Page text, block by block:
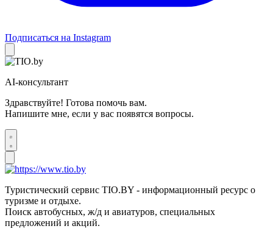
Подписаться на Instagram
AI-консультант
Здравствуйте! Готова помочь вам.
Напишите мне, если у вас появятся вопросы.
Туристический сервис TIO.BY - информационный ресурс о
туризме и отдыхе.
Поиск автобусных, ж/д и авиатуров, специальных
предложений и акций.